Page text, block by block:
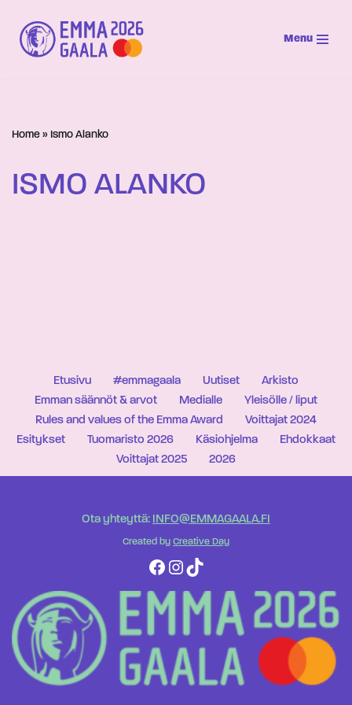
Siirry
suoraan
Menu
Home » Ismo Alanko
ISMO ALANKO
Etusivu #emmagaala Uutiset
Arkisto
Emman säännöt & arvot
Medialle
Yleisölle / liput
Rules and values of the Emma Award
Voittajat 2024
Esitykset
Tuomaristo 2026 Käsiohjelma
Ehdokkaat
Voittajat 2025
2026
Ota yhteyttä: INFO@EMMAGAALA.FI
Created by Creative Day